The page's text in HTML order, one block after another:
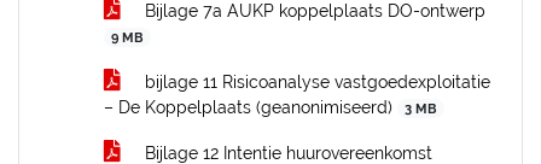
Bijlage 7a AUKP koppelplaats DO-ontwerp
9 MB
bijlage 11 Risicoanalyse vastgoedexploitatie
– De Koppelplaats (geanonimiseerd)
3 MB
Bijlage 12 Intentie huurovereenkomst